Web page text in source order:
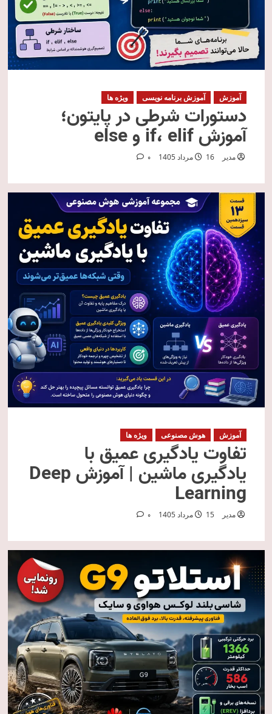
آموزش آموزش برنامه نویسی ویژه ها
دستورات شرطی در پایتون؛
آموزش if، elif و else
مدیر 16 مرداد 1405 0
آموزش هوش مصنوعی ویژه ها
تفاوت یادگیری عمیق با
یادگیری ماشین | آموزش Deep
Learning
مدیر 15 مرداد 1405 0